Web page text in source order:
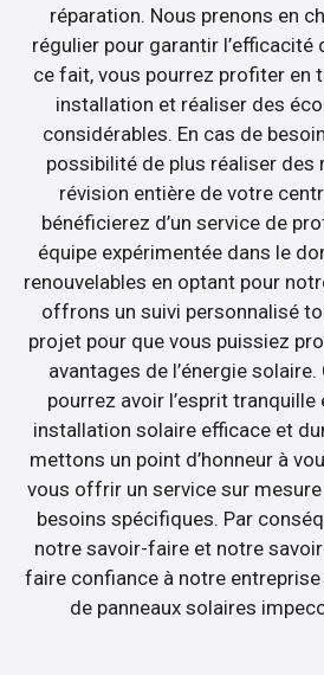
réparation. Nous prenons en
régulier pour garantir l’efficacité
ce fait, vous pourrez profiter en
installation et réaliser des
considérables. En cas de
possibilité de plus réaliser des
révision entière de votre
bénéficierez d’un service de
équipe expérimentée dans le
renouvelables en optant pour
offrons un suivi personnalisé
projet pour que vous puissiez
avantages de l’énergie
pourrez avoir l’esprit tranquille
installation solaire efficace et
mettons un point d’honneur à
vous offrir un service sur
besoins spécifiques. Par
notre savoir-faire et notre
faire confiance à notre
de panneaux solaires